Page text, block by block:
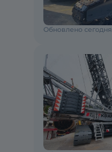
Обновлено сегодня